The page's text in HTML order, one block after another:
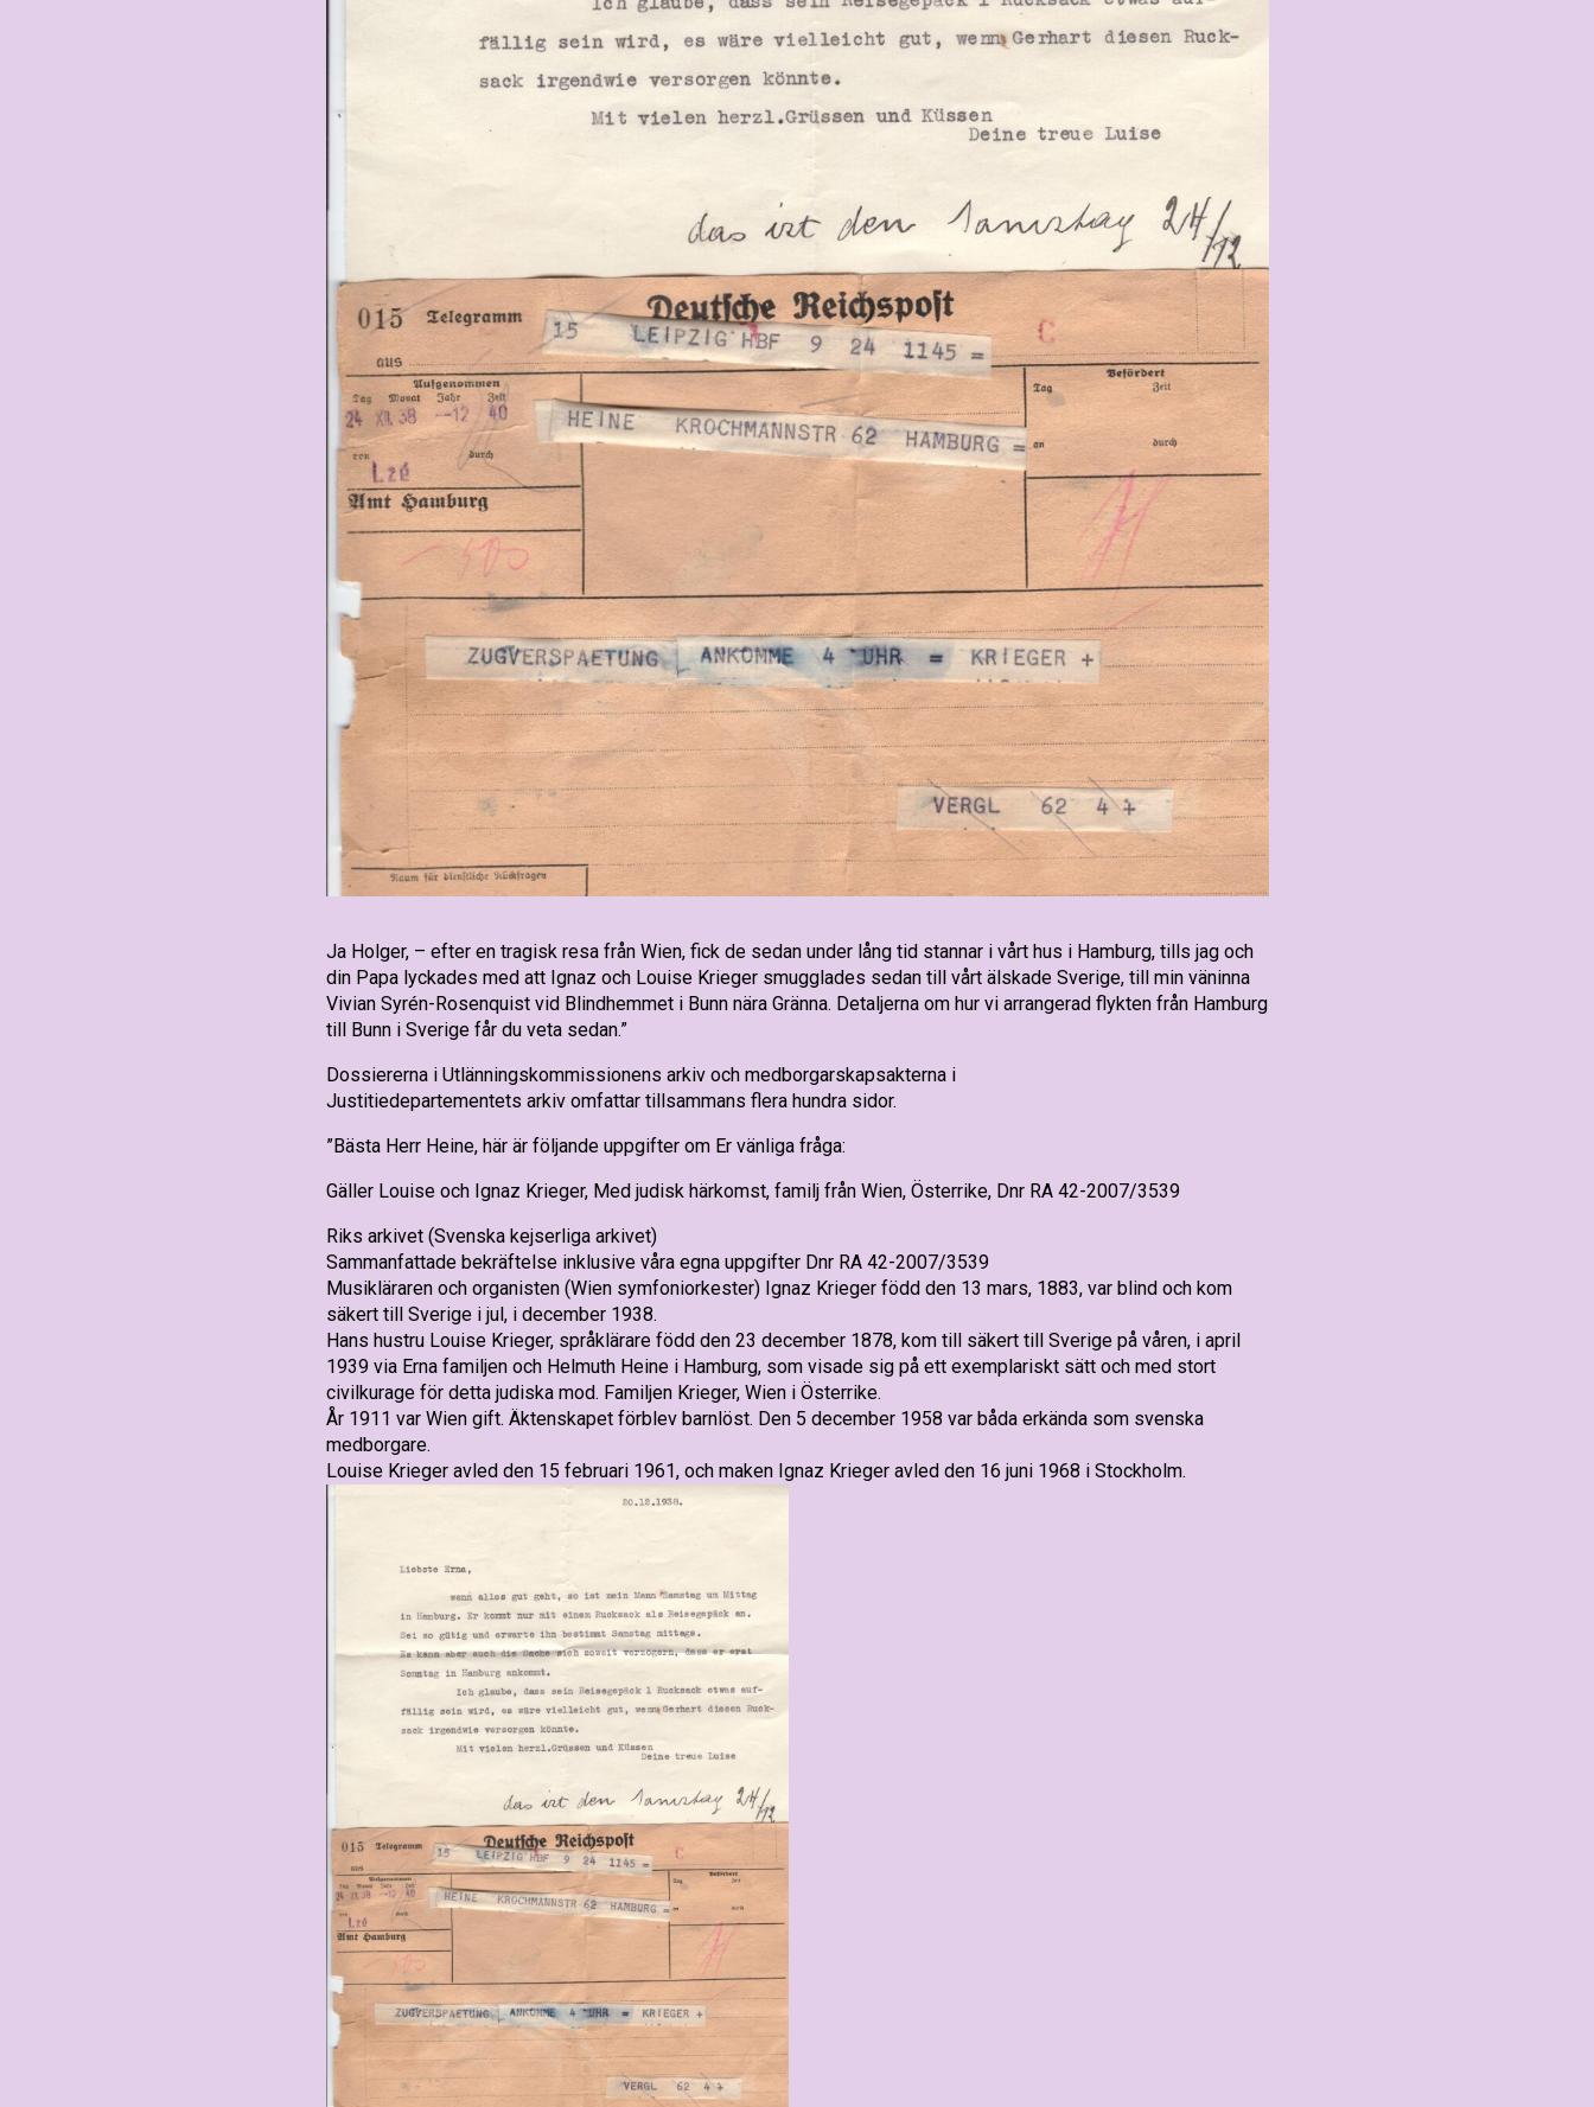
Ja Holger, – efter en tragisk resa från Wien, fick de sedan under lång tid stannar i vårt hus i Hamburg, tills jag och
din Papa lyckades med att Ignaz och Louise Krieger smugglades sedan till vårt älskade Sverige, till min väninna
Vivian Syrén-Rosenquist vid Blindhemmet i Bunn nära Gränna. Detaljerna om hur vi arrangerad flykten från Hamburg
till Bunn i Sverige får du veta sedan.”
Dossiererna i Utlänningskommissionens arkiv och medborgarskapsakterna i
Justitiedepartementets arkiv omfattar tillsammans flera hundra sidor.
”Bästa Herr Heine, här är följande uppgifter om Er vänliga fråga:
Gäller Louise och Ignaz Krieger, Med judisk härkomst, familj från Wien, Österrike, Dnr RA 42-2007/3539
Riks arkivet (Svenska kejserliga arkivet)
Sammanfattade bekräftelse inklusive våra egna uppgifter Dnr RA 42-2007/3539
Musikläraren och organisten (Wien symfoniorkester) Ignaz Krieger född den 13 mars, 1883, var blind och kom
säkert till Sverige i jul, i december 1938.
Hans hustru Louise Krieger, språklärare född den 23 december 1878, kom till säkert till Sverige på våren, i april
1939 via Erna familjen och Helmuth Heine i Hamburg, som visade sig på ett exemplariskt sätt och med stort
civilkurage för detta judiska mod. Familjen Krieger, Wien i Österrike.
År 1911 var Wien gift. Äktenskapet förblev barnlöst. Den 5 december 1958 var båda erkända som svenska
medborgare.
Louise Krieger avled den 15 februari 1961, och maken Ignaz Krieger avled den 16 juni 1968 i Stockholm.